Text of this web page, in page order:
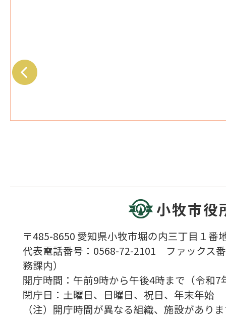
小牧市役
〒485-8650 愛知県小牧市堀の内三丁目１番
代表電話番号：0568-72-2101 ファックス
務課内）
開庁時間：午前9時から午後4時まで（令
閉庁日：土曜日、日曜日、祝日、年末年始
（注）開庁時間が異なる組織、施設があり